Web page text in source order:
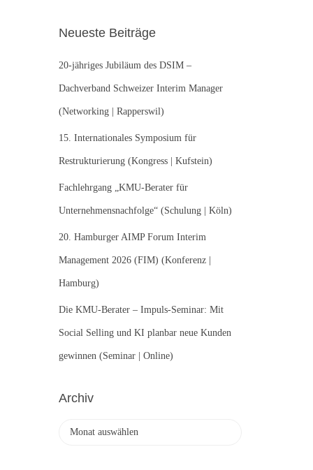
n
a
c
:
Neueste Beiträge
20-jähriges Jubiläum des DSIM –
Dachverband Schweizer Interim Manager
(Networking | Rapperswil)
15. Internationales Symposium für
Restrukturierung (Kongress | Kufstein)
Fachlehrgang „KMU-Berater für
Unternehmensnachfolge“ (Schulung | Köln)
20. Hamburger AIMP Forum Interim
Management 2026 (FIM) (Konferenz |
Hamburg)
Die KMU-Berater – Impuls-Seminar: Mit
Social Selling und KI planbar neue Kunden
gewinnen (Seminar | Online)
Archiv